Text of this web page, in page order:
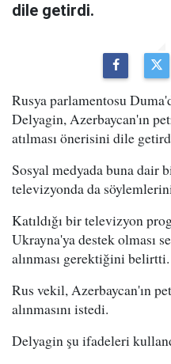
dile getirdi.
Rusya parlamentosu
Delyagin, Azerbaycan'ın
atılması önerisini dile
Sosyal medyada buna dair
televizyonda da
Katıldığı bir televizyon
Ukrayna'ya destek olması
alınması gerektiğini belirtti.
Rus vekil, Azerbaycan'ın
alınmasını istedi.
Delyagin şu ifadeleri